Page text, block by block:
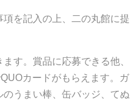
を記入の上、二の丸館に提
す。賞品に応募できる他、
カードがもらえます。ガ
うまい棒、缶バッジ、てぬ